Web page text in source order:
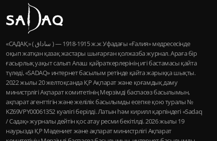
«САДАҚ» ( ساداق ) — 1915-1918 ж.ж Уфадағы «Ғалия» медресесінде
оқып жатқан қазақ жастары шығарған қолжазба журнал. Араға бір
ғасырлық уақыт салып Алаш қайраткерлерінің игі бастамасы қайта
түледі, «SADAQ» интернет басылым ретінде қайта жарыққа шықты.
2022 жылы 20 желтоқсанда ҚР Ақпарат және қоғамдық даму
министрлігі Ақпарат комитетінің Мерзімді баспасөз басылымын,
ақпарат агенттігін және желілік басылымды есепке қою туралы №
KZ69VPY00061352 куәлігі берілді. Латын һәм кирилл қарпіндегі «Sadaq
/ Садақ» журналы дейтін қос атау ресми бекітілді. 2026 жылы 19
наурызда ҚР Мәдениет және ақпарат министрлігі Ақпарат